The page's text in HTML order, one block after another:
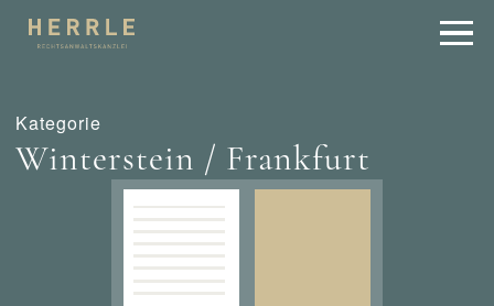
Kategorie
Winterstein / Frankfurt